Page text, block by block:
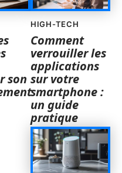
son
HIGH-TECH
Comment
verrouiller les
applications
sur votre
smartphone :
un guide
pratique